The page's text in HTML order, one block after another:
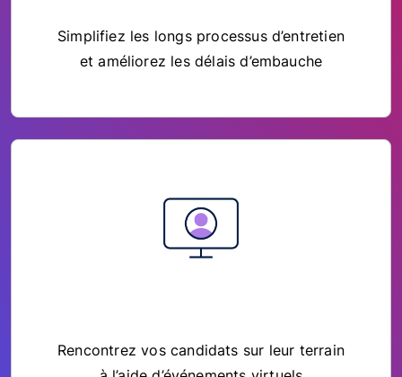
Simplifiez les longs processus d’entretien
et améliorez les délais d’embauche
Rencontrez vos candidats sur leur terrain